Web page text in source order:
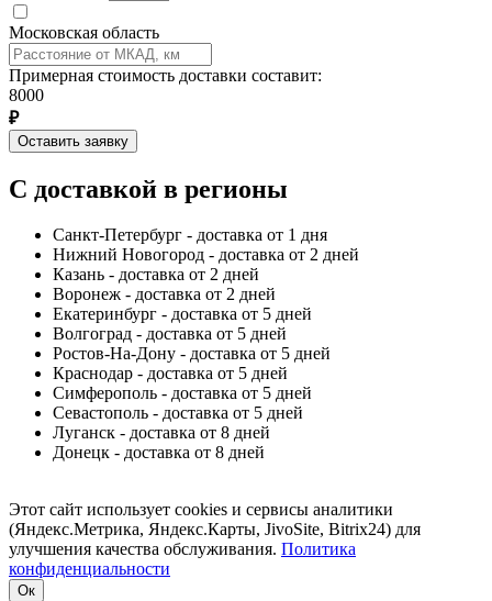
Московская область
Примерная стоимость доставки составит:
8000
₽
Оставить заявку
С доставкой в регионы
Санкт-Петербург - доставка от 1 дня
Нижний Новогород - доставка от 2 дней
Казань - доставка от 2 дней
Воронеж - доставка от 2 дней
Екатеринбург - доставка от 5 дней
Волгоград - доставка от 5 дней
Ростов-На-Дону - доставка от 5 дней
Краснодар - доставка от 5 дней
Симферополь - доставка от 5 дней
Севастополь - доставка от 5 дней
Луганск - доставка от 8 дней
Донецк - доставка от 8 дней
Этот сайт использует cookies и сервисы аналитики
(Яндекс.Метрика, Яндекс.Карты, JivoSite, Bitrix24) для
улучшения качества обслуживания. Политика
конфиденциальности
Ок